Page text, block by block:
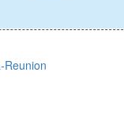
Reunion